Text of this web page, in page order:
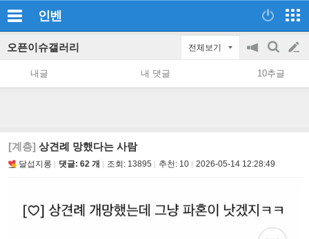
인벤
오픈이슈갤러리 전체보기
공
지
on/off
검
색
글
쓰
내글 내 댓글 10추글
[계층] 상견례 망했다는 사람
달섭지롱 댓글: 62 개 조회: 13895 추천: 10 2026-05-14 12:28:49